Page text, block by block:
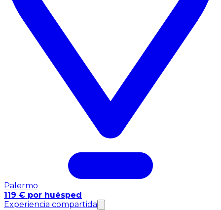
Palermo
119 € por huésped
Experiencia compartida